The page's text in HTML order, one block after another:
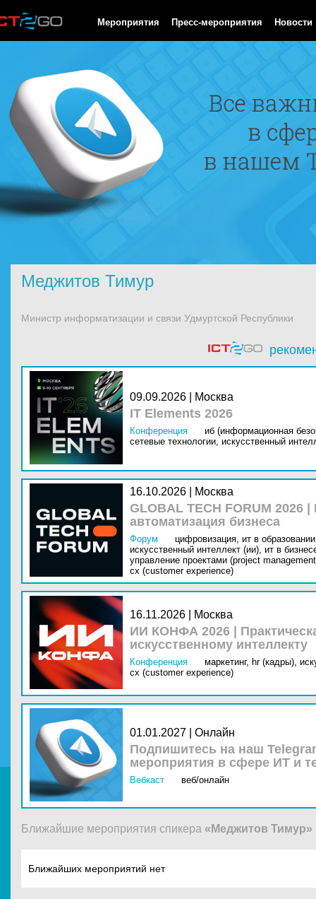
Мероприятия Пресс-мероприятия Новости
Меджитов Тимур
Министр информатизации и связи Удмуртской Республики
09.09.2026 | Москва
IT Elements 2026
Конференция
иб (информационная
сетевые технологии, искусственный
16.10.2026 | Москва
GLOBAL TECH FORUM
автоматизация бизнеса
Форум цифровизация, ит в
искусственный интеллект (ии), ит в
управление проектами (project
cx (customer experience)
16.11.2026 | Москва
ИИ КОНФА 2026 |
искусственному интеллекту
Конференция маркетинг, hr (кадры),
cx (customer experience)
01.01.2027 | Онлайн
Подпишитесь на наш
мероприятия в сфере ИТ и
Вебкаст веб/онлайн
Ближайшие мероприятия спикера «Меджитов Тимур»
Ближайших мероприятий нет